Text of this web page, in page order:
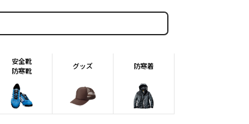
安全靴
防寒靴
グッズ 防寒着